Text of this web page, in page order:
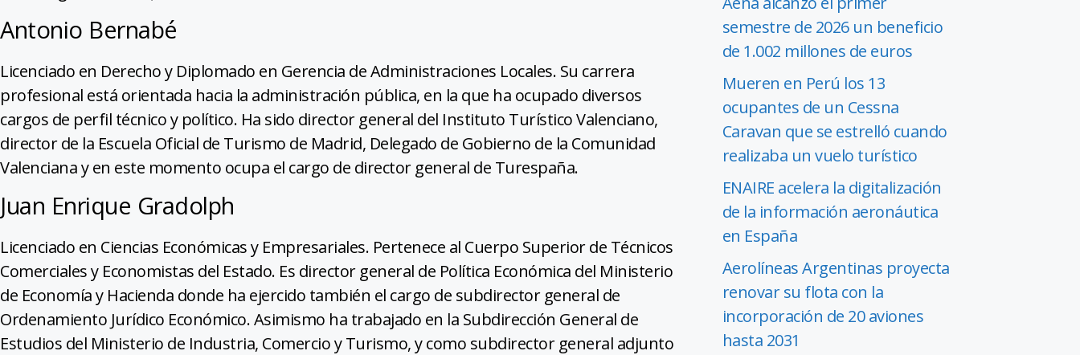
Antonio Bernabé
Licenciado en Derecho y Diplomado en Gerencia de Administraciones Locales. Su carrera
profesional está orientada hacia la administración pública, en la que ha ocupado diversos
cargos de perfil técnico y político. Ha sido director general del Instituto Turístico Valenciano,
director de la Escuela Oficial de Turismo de Madrid, Delegado de Gobierno de la Comunidad
Valenciana y en este momento ocupa el cargo de director general de Turespaña.
Juan Enrique Gradolph
Licenciado en Ciencias Económicas y Empresariales. Pertenece al Cuerpo Superior de Técnicos
Comerciales y Economistas del Estado. Es director general de Política Económica del Ministerio
de Economía y Hacienda donde ha ejercido también el cargo de subdirector general de
Ordenamiento Jurídico Económico. Asimismo ha trabajado en la Subdirección General de
Estudios del Ministerio de Industria, Comercio y Turismo, y como subdirector general adjunto
semestre de 2026 un beneficio
de 1.002 millones de euros
Mueren en Perú los 13
ocupantes de un Cessna
Caravan que se estrelló cuando
realizaba un vuelo turístico
ENAIRE acelera la digitalización
de la información aeronáutica
en España
Aerolíneas Argentinas proyecta
renovar su flota con la
incorporación de 20 aviones
hasta 2031